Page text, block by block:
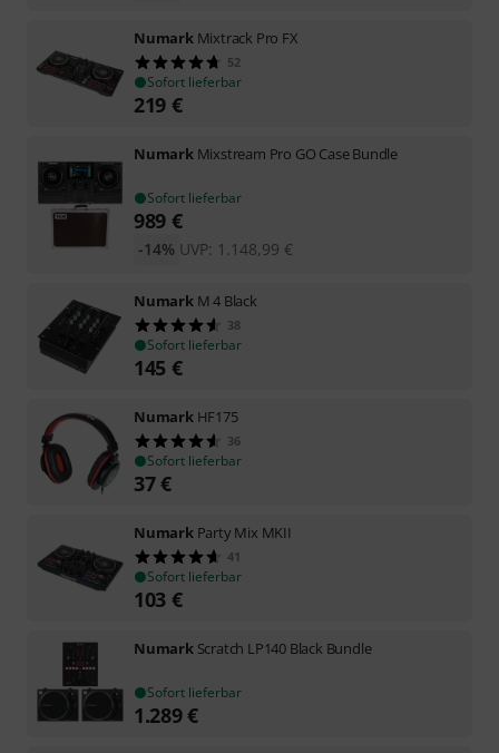
Numark Mixtrack Pro FX
52
Sofort lieferbar
219 €
Numark Mixstream Pro GO Case Bundle
Sofort lieferbar
989 €
UVP: 1.148,99 €
-14%
Numark M 4 Black
38
Sofort lieferbar
145 €
Numark HF175
36
Sofort lieferbar
37€
Numark Party Mix MKII
41
Sofort lieferbar
103 €
Numark Scratch LP140 Black Bundle
Sofort lieferbar
1.289€